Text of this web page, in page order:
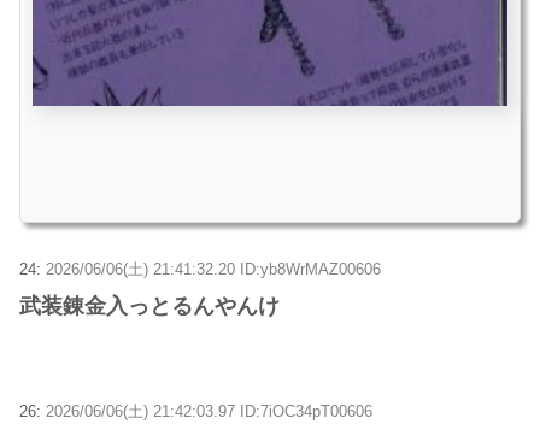
24: 2026/06/06(土) 21:41:32.20 ID:yb8WrMAZ00606
武装錬金入っとるんやんけ
26: 2026/06/06(土) 21:42:03.97 ID:7iOC34pT00606